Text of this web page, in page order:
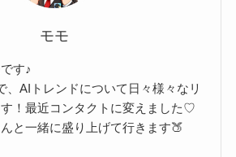
モモ
す♪
、AIトレンドについて日々様々なリ
！最近コンタクトに変えました♡
と一緒に盛り上げて行きます🍑